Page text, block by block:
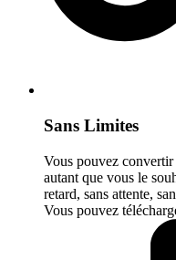
Sans Limites
Vous pouvez
autant que vous le
retard, sans attente,
Vous pouvez